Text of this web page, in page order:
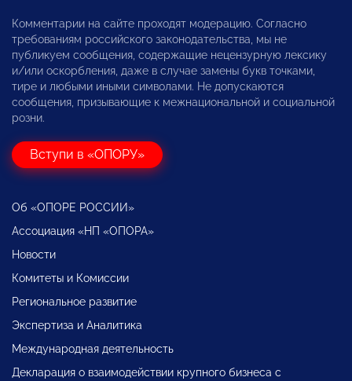
Комментарии на сайте проходят модерацию. Согласно
требованиям российского законодательства, мы не
публикуем сообщения, содержащие нецензурную лексику
и/или оскорбления, даже в случае замены букв точками,
тире и любыми иными символами. Не допускаются
сообщения, призывающие к межнациональной и социальной
розни.
Вступи в «ОПОРУ»
Об «ОПОРЕ РОССИИ»
Ассоциация «НП «ОПОРА»
Новости
Комитеты и Комиссии
Региональное развитие
Экспертиза и Аналитика
Международная деятельность
Декларация о взаимодействии крупного бизнеса с